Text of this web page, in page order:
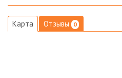
Карта Отзывы 0